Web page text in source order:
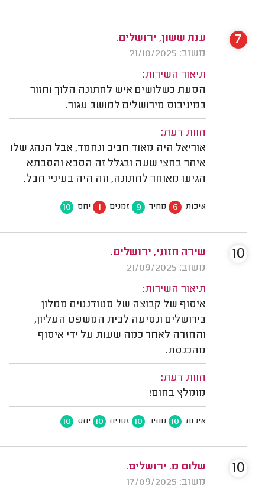
ענת ששון, ירושלים.
משוב: 21/10/2025
תיאור השירות:
הסעת כשלושים איש לחתונה הלוך וחזור
במיניבוס מירושלים למושב עגור.
חוות דעת:
אוריאל היה מאוד חביב ונחמד, אבל הנהג שלו
איחר בחצי שעה ובגלל זה הסבא והסבתא
הגיעו מאוחר לחתונה, וזה היה בעיניי חבל.
איכות 6 מחיר 9 זמנים 1 יחס 10
7
שירה חזוני, ירושלים.
משוב: 21/09/2025
תיאור השירות:
איסוף של קבוצה של סטודנטים ממלון
בירושלים ונסיעה לבית המשפט העליון,
והחזרה לאחר כמה שעות על ידי איסוף
מהכנסת.
חוות דעת:
מומלץ בחום!
איכות 10 מחיר 10 זמנים 10 יחס 10
10
שלום מ. ירושלים.
משוב: 17/09/2025
10